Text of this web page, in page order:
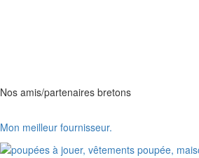
Nos amis/partenaires bretons
Mon meilleur fournisseur.